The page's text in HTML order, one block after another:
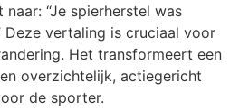
“Je spierherstel was
Deze vertaling is cruciaal voor
Het transformeert een
overzichtelijk, actiegericht
de sporter.